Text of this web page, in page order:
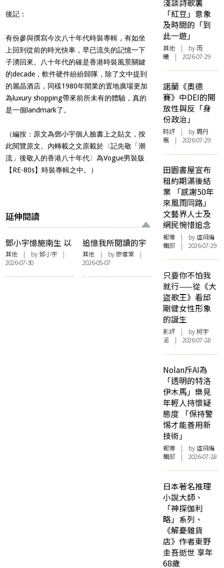
後記：
有份參與撰寫今次八十年代時裝專輯，有如坐
上回到從前的時光快車，早已流失的記憶一下
子湧回來。八十年代的確是香港時裝風景關鍵
的decade，軟件硬件紛紛歸隊，除了文中提到
的麗晶酒店，同樣1980年開業的置地廣場更加
為luxury shopping帶來前所未有的體驗，真的
是一個landmark了。
（編按：原文為鄧小宇個人臉書上之貼文，按
此閱覽原文。內轉載之文原載於〈記先敬「潮
流」後敬人的香港八十年代〉為Vogue男裝版
【RE-80s】時裝專輯之中。）
延伸閱讀
鄧小宇憶施南生 以
珍藏舊照 細數昔日
歲月
其他 | by 鄧小宇 |
2026-07-30
追憶我所閱讀的宇
文所安
其他| by廖偉棠|
2026-05-07
淺談詩歌裏
「紅豆」意象
及時間的「到
此一遊」
其他 | by 雨
曦 | 2026-07-29
諾蘭《奧德
賽》中DEI的開
放性與反「身
份政治」
時評 | by周丹
楓 | 2026-07-29
田園書屋宣布
租約期滿後結
業 「感謝50年
來風雨同路」
文藝界人士及
網民惋惜追念
報導 | by 虛詞編
輯部 | 2026-07-29
只要你不怕我
就行——從《大
盜歌王》看邱
剛健女性形象
的誕生
影評 | by 柯宇
涵 | 2026-07-28
Nolan斥AI為
「透明的特洛
伊木馬」樂見
年輕人持懷疑
態度 「保持警
惕才能善用新
技術」
報導 | by 虛詞編
輯部 | 2026-07-28
日本著名推理
小說大師、
「神探伽利
略」系列、
《解憂雜貨
店》作者東野
圭吾逝世 享年
68歲